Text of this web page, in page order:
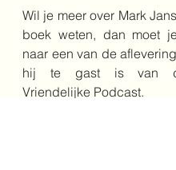
Wil je meer over Mark
boek weten, dan moet
naar een van de
hij te gast is van
Vriendelijke Podcast.